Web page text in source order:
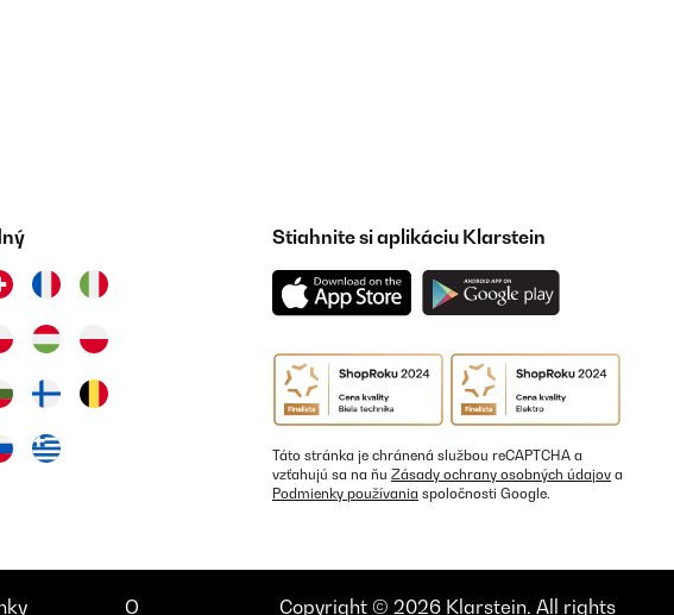
Stiahnite si aplikáciu Klarstein
Táto stránka je chránená službou reCAPTCHA a
vzťahujú sa na ňu Zásady ochrany osobných údajov a
Podmienky používania spoločnosti Google.
O Copyright © 2026 Klarstein. All rights